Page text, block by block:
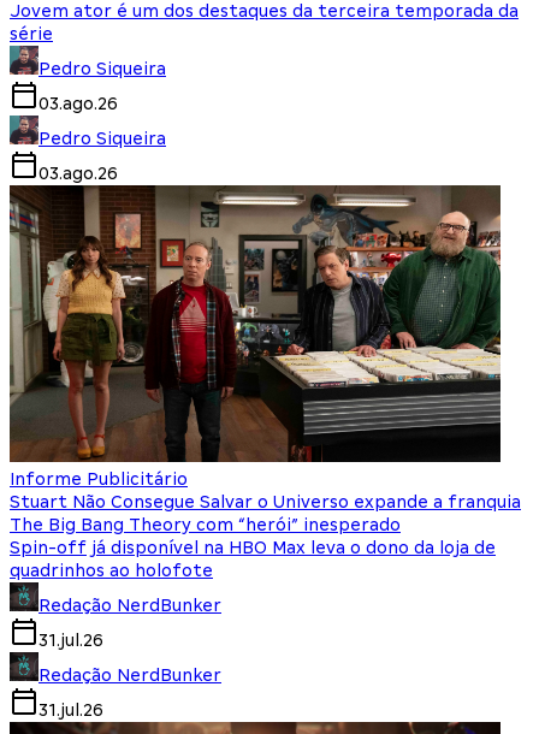
Jovem ator é um dos destaques da terceira temporada da
série
Pedro Siqueira
03.ago.26
Pedro Siqueira
03.ago.26
Informe Publicitário
Stuart Não Consegue Salvar o Universo expande a franquia
The Big Bang Theory com “herói” inesperado
Spin-off já disponível na HBO Max leva o dono da loja de
quadrinhos ao holofote
Redação NerdBunker
31.jul.26
Redação NerdBunker
31.jul.26